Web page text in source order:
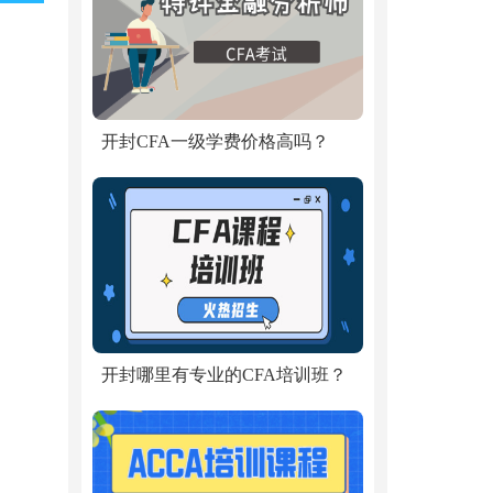
开封CFA一级学费价格高吗？
开封哪里有专业的CFA培训班？